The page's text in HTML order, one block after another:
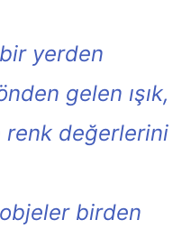
yerden
gelen ışık,
değerlerini
birden